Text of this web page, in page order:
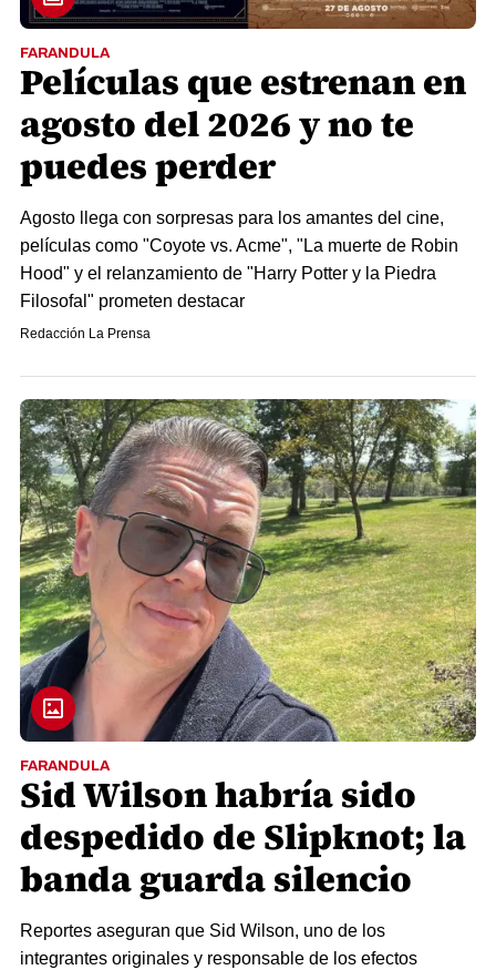
FARANDULA
Películas que estrenan en
agosto del 2026 y no te
puedes perder
Agosto llega con sorpresas para los amantes del cine,
películas como "Coyote vs. Acme", "La muerte de Robin
Hood" y el relanzamiento de "Harry Potter y la Piedra
Filosofal" prometen destacar
Redacción La Prensa
FARANDULA
Sid Wilson habría sido
despedido de Slipknot; la
banda guarda silencio
Reportes aseguran que Sid Wilson, uno de los
integrantes originales y responsable de los efectos